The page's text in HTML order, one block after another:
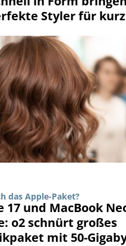
Styler für
das Apple-Paket?
17 und MacBook
o2 schnürt großes
mit 50-